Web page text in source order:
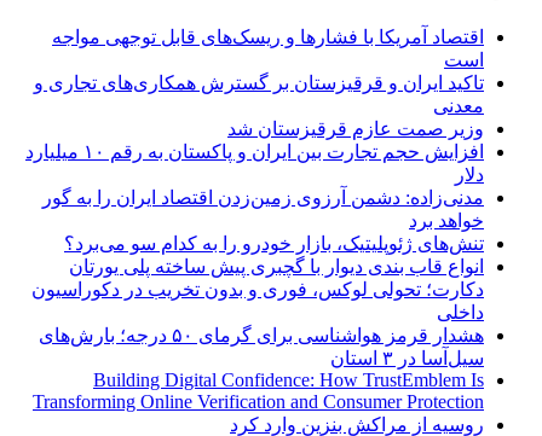
اقتصاد آمریکا با فشارها و ریسک‌های قابل توجهی مواجه
است
تاکید ایران و قرقیزستان بر گسترش همکاری‌های تجاری و
معدنی
وزیر صمت عازم قرقیزستان شد
افزایش حجم تجارت بین ایران و پاکستان به رقم ۱۰ میلیارد
دلار
مدنی‌زاده: دشمن آرزوی زمین‌زدن اقتصاد ایران را به گور
خواهد برد
تنش‌های ژئوپلیتیک، بازار خودرو را به کدام سو می‌برد؟
انواع قاب بندی دیوار با گچبری پیش ساخته پلی یورتان
دکارت؛ تحولی لوکس، فوری و بدون تخریب در دکوراسیون
داخلی
هشدار قرمز هواشناسی برای گرمای ۵۰ درجه؛ بارش‌های
سیل‌آسا در ۳ استان
Building Digital Confidence: How TrustEmblem Is
Transforming Online Verification and Consumer Protection
روسیه از مراکش بنزین وارد کرد